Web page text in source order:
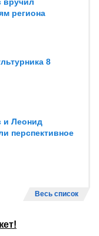
региона
8
и Леонид
перспективное
Весь список